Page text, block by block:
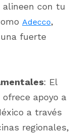
con tu
Adecco,
fuerte
: El
ofrece apoyo a
a través
regionales,